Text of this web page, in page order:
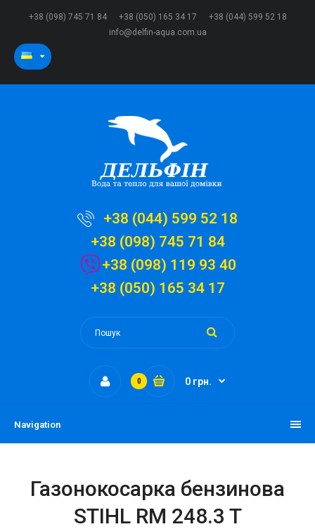
+38 (098) 745 71 84 +38 (050) 165 34 17
+38 (044) 599 52 18
info@delfin-aqua.com.ua
+38 (044) 599 52 18
+38 (098) 745 71 84
+38 (098) 119 93 40
+38 (050) 165 34 17
0 0 грн.
Navigation
Газонокосарка бензинова
STIHL RM 248.3 T